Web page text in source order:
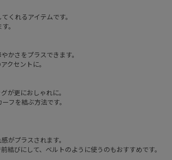
くれるアイテムです。
。
かさをプラスできます。
クセントに。
が更におしゃれに。
フを結ぶ方法です。
がプラスされます。
結びにして、ベルトのように使うのもおすすめです。